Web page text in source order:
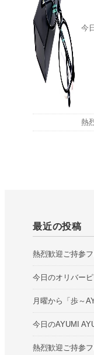
今
熱
最近の投稿
熱烈歓迎ご持参
今日のオリバー
月曜から「歩～
今日のAYUMI
熱烈歓迎ご持参